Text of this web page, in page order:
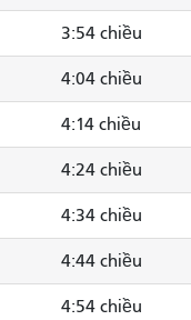
3:54 chiều
4:04 chiều
4:14 chiều
4:24 chiều
4:34 chiều
4:44 chiều
4:54 chiều